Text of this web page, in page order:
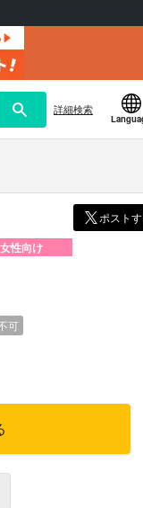
詳細検索
ポスト
女性向け
可